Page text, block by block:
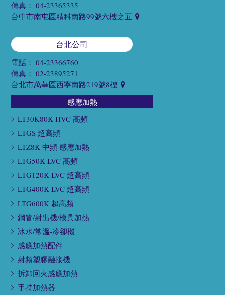
傳真：04-23365335
台中市南屯區精科南路99號六樓之五
台北公司
電話：04-23366760
傳真：02-23895271
台北市萬華區西寧南路219號8樓
感應加熱
LT30K80K HVC 高頻
LTGS 超高頻
LTZ8K 中頻 感應加熱
LTG50K LVC 高頻
LTG120K LVC 超高頻
LTG400K LVC 超高頻
LTG600K 超高頻
鋼管/射出機/模具加熱
冰水/常溫-冷卻機
感應加熱配件
射頻塑膠融接機
拆卸回火感應加熱
手持加熱器